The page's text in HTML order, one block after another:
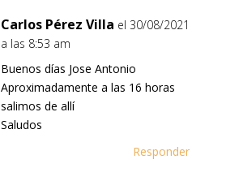
Carlos Pérez Villa el 30/08/2021
a las 8:53 am
Buenos días Jose Antonio
Aproximadamente a las 16 horas
salimos de allí
Saludos
Responder